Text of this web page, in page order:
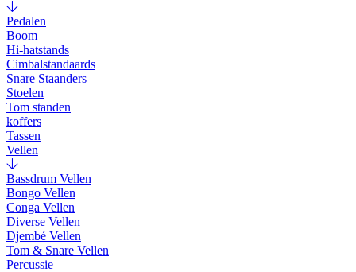
Pedalen
Boom
Hi-hatstands
Cimbalstandaards
Snare Staanders
Stoelen
Tom standen
koffers
Tassen
Vellen
Bassdrum Vellen
Bongo Vellen
Conga Vellen
Diverse Vellen
Djembé Vellen
Tom & Snare Vellen
Percussie